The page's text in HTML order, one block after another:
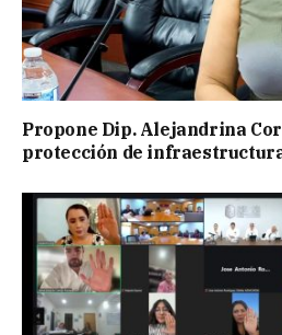
Propone Dip. Alejandrina
protección de